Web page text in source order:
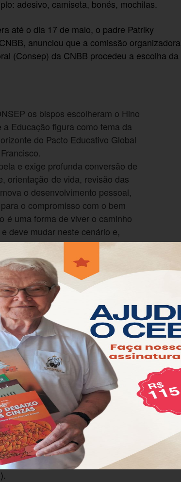
adesivo, camiseta, bonés, mochilas.
até o dia 17 de maio, o padre Patriky
anunciou que a comissão organizadora
(Consep) da CNBB procedeu a escolha da
os bispos escolheram o Hino
Educação figura como tema da
do Pacto Educativo Global
e exige profunda conversão de
orientação de vida, revisão das
o desenvolvimento pessoal,
o compromisso com o bem
é uma forma de viver o caminho
deve mudar neste cenário e,
que a Palavra de vida e salvação
este tema tão importante, ainda
da educação”, disse o padre.
visual da Campanha da Fraternidade
tem como inspiração o capítulo oitavo do
se revela como um verdadeiro ato de
integral e a partir de uma ação
que o Evangelho mostra Jesus escrevendo.
quaresmal, o autor apresenta uma
E SABEDORIA palavras retiradas do